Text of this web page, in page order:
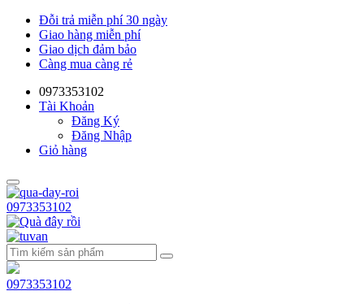
Đỗi trả miễn phí 30 ngày
Giao hàng miễn phí
Giao dịch đảm bảo
Càng mua càng rẻ
0973353102
Tài Khoản
Đăng Ký
Đăng Nhập
Giỏ hàng
0973353102
0973353102